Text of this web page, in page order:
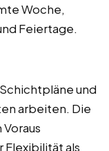
Woche,
Feiertage.
und
arbeiten. Die
als